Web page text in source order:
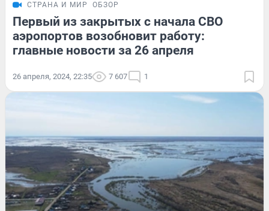
СТРАНА И МИР ОБЗОР
Первый из закрытых с начала СВО
аэропортов возобновит работу:
главные новости за 26 апреля
26 апреля, 2024, 22:35 7 607 1